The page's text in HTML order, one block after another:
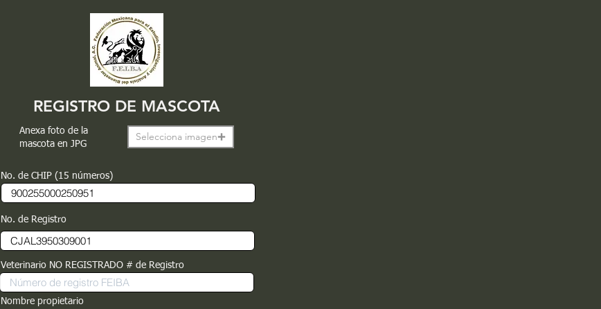
REGISTRO DE MASCOTA
Selecciona imagen
Anexa foto de la
mascota en JPG
No. de CHIP (15 números)
No. de Registro
Veterinario NO REGISTRADO # de Registro
Nombre propietario